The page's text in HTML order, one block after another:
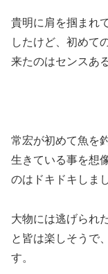
貴明に肩を掴まれ
したけど、初めて
来たのはセンスあ
常宏が初めて魚を
生きている事を想
のはドキドキしま
大物には逃げられ
と皆は楽しそうで
す。